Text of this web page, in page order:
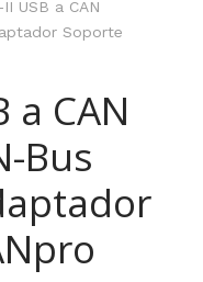
USB a CAN
Soporte
a CAN
Bus